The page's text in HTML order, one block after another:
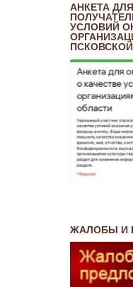
АНКЕТА
УСЛОВИЙ
ЖАЛОБЫ И